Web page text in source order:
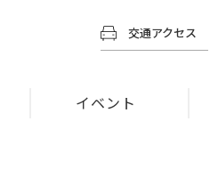
交通アクセス
イベント